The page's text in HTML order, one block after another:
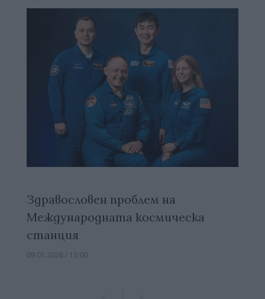
Здравословен проблем на
Международната космическа
станция
09.01.2026 / 13:00